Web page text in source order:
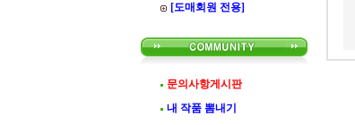
[도매회원 전용]
문의사항게시판
내 작품 뽐내기